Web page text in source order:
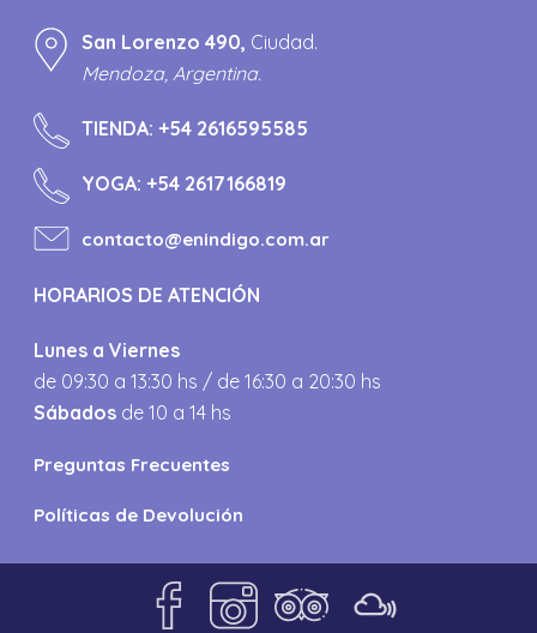
San Lorenzo 490, Ciudad.
Mendoza, Argentina.
TIENDA:+54 2616595585
YOGA:+54 2617166819
contacto@enindigo.com.ar
HORARIOS DE ATENCIÓN
Lunes a Viernes
de 09:30 a 13:30 hs / de 16:30 a 20:30 hs
Sábados de 10 a 14 hs
Preguntas Frecuentes
Políticas de Devolución